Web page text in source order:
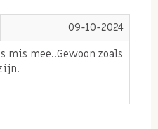
09-10-2024
mee..Gewoon zoals